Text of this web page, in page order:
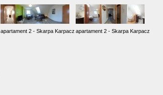
apartament 2 - Skarpa Karpacz apartament 2 - Skarpa Karpacz